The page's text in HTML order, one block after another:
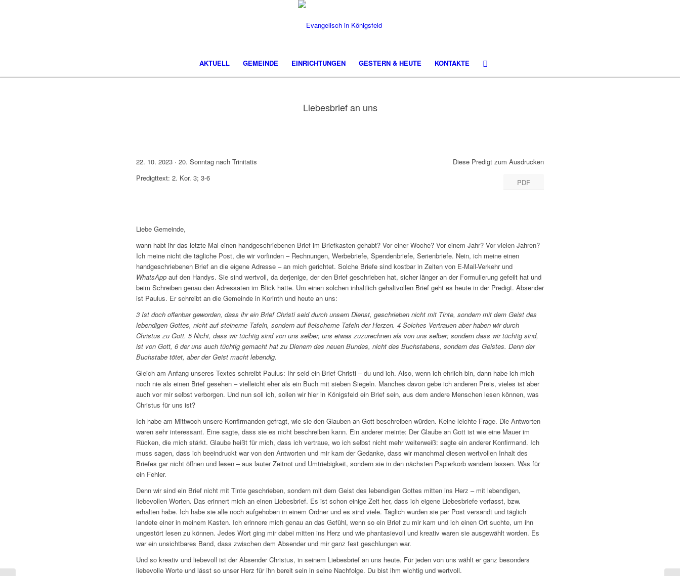
AKTUELL GEMEINDE EINRICHTUNGEN GESTERN & HEUTE KONTAKTE
Liebesbrief an uns
22. 10. 2023 · 20. Sonntag nach Trinitatis
Predigttext: 2. Kor. 3; 3-6
Diese Predigt zum Ausdrucken
PDF
Liebe Gemeinde,
wann habt ihr das letzte Mal einen handgeschriebenen Brief im Briefkasten gehabt? Vor einer Woche? Vor einem Jahr? Vor vielen Jahren?
Ich meine nicht die tägliche Post, die wir vorfinden – Rechnungen, Werbebriefe, Spendenbriefe, Serienbriefe. Nein, ich meine einen
handgeschriebenen Brief an die eigene Adresse – an mich gerichtet. Solche Briefe sind kostbar in Zeiten von E-Mail-Verkehr und
WhatsAppauf den Handys. Sie sind wertvoll, da derjenige, der den Brief geschrieben hat, sicher länger an der Formulierung gefeilt hat und
beim Schreiben genau den Adressaten im Blick hatte. Um einen solchen inhaltlich gehaltvollen Brief geht es heute in der Predigt. Absender
ist Paulus. Er schreibt an die Gemeinde in Korinth und heute an uns:
3 Ist doch offenbar geworden, dass ihr ein Brief Christi seid durch unsern Dienst, geschrieben nicht mit Tinte, sondern mit dem Geist des
lebendigen Gottes, nicht auf steinerne Tafeln, sondern auf fleischerne Tafeln der Herzen. 4 Solches Vertrauen aber haben wir durch
Christus zu Gott. 5 Nicht, dass wir tüchtig sind von uns selber, uns etwas zuzurechnen als von uns selber; sondern dass wir tüchtig sind,
ist von Gott, 6 der uns auch tüchtig gemacht hat zu Dienern des neuen Bundes, nicht des Buchstabens, sondern des Geistes. Denn der
Buchstabe tötet, aber der Geist macht lebendig.
Gleich am Anfang unseres Textes schreibt Paulus: Ihr seid ein Brief Christi – du und ich. Also, wenn ich ehrlich bin, dann habe ich mich
noch nie als einen Brief gesehen – vielleicht eher als ein Buch mit sieben Siegeln. Manches davon gebe ich anderen Preis, vieles ist aber
auch vor mir selbst verborgen. Und nun soll ich, sollen wir hier in Königsfeld ein Brief sein, aus dem andere Menschen lesen können, was
Christus für uns ist?
Ich habe am Mittwoch unsere Konfirmanden gefragt, wie sie den Glauben an Gott beschreiben würden. Keine leichte Frage. Die Antworten
waren sehr interessant. Eine sagte, dass sie es nicht beschreiben kann. Ein anderer meinte: Der Glaube an Gott ist wie eine Mauer im
Rücken, die mich stärkt. Glaube heißt für mich, dass ich vertraue, wo ich selbst nicht mehr weiterweiß: sagte ein anderer Konfirmand. Ich
muss sagen, dass ich beeindruckt war von den Antworten und mir kam der Gedanke, dass wir manchmal diesen wertvollen Inhalt des
Briefes gar nicht öffnen und lesen – aus lauter Zeitnot und Umtriebigkeit, sondern sie in den nächsten Papierkorb wandern lassen. Was für
ein Fehler.
Denn wir sind ein Brief nicht mit Tinte geschrieben, sondern mit dem Geist des lebendigen Gottes mitten ins Herz – mit lebendigen,
liebevollen Worten. Das erinnert mich an einen Liebesbrief. Es ist schon einige Zeit her, dass ich eigene Liebesbriefe verfasst, bzw.
erhalten habe. Ich habe sie alle noch aufgehoben in einem Ordner und es sind viele. Täglich wurden sie per Post versandt und täglich
landete einer in meinem Kasten. Ich erinnere mich genau an das Gefühl, wenn so ein Brief zu mir kam und ich einen Ort suchte, um ihn
ungestört lesen zu können. Jedes Wort ging mir dabei mitten ins Herz und wie phantasievoll und kreativ waren sie ausgewählt worden. Es
war ein unsichtbares Band, dass zwischen dem Absender und mir ganz fest geschlungen war.
Und so kreativ und liebevoll ist der Absender Christus, in seinem Liebesbrief an uns heute. Für jeden von uns wählt er ganz besonders
liebevolle Worte und lässt so unser Herz für ihn bereit sein in seine Nachfolge. Du bist ihm wichtig und wertvoll.